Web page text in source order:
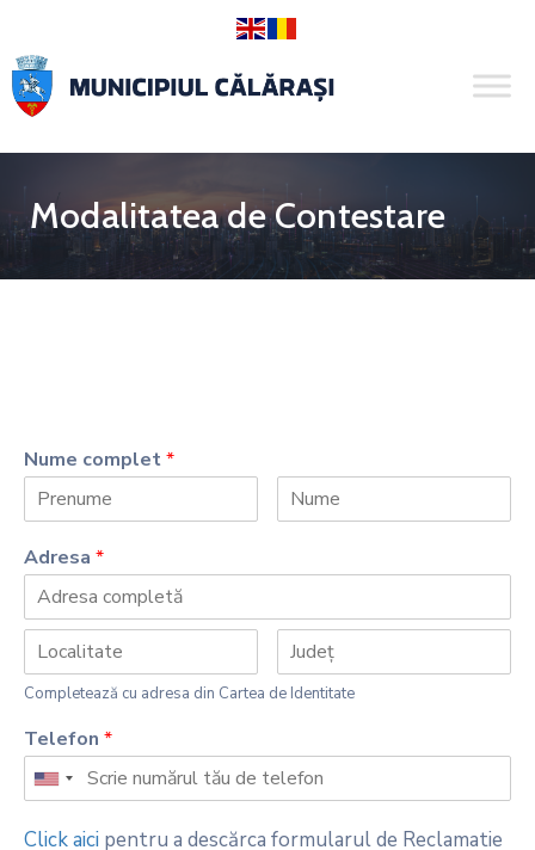
Modalitatea de Contestare
Nume complet*
Adresa *
Completează cu adresa din Cartea de Identitate
Telefon *
Click aici pentru a descărca formularul de Reclamatie